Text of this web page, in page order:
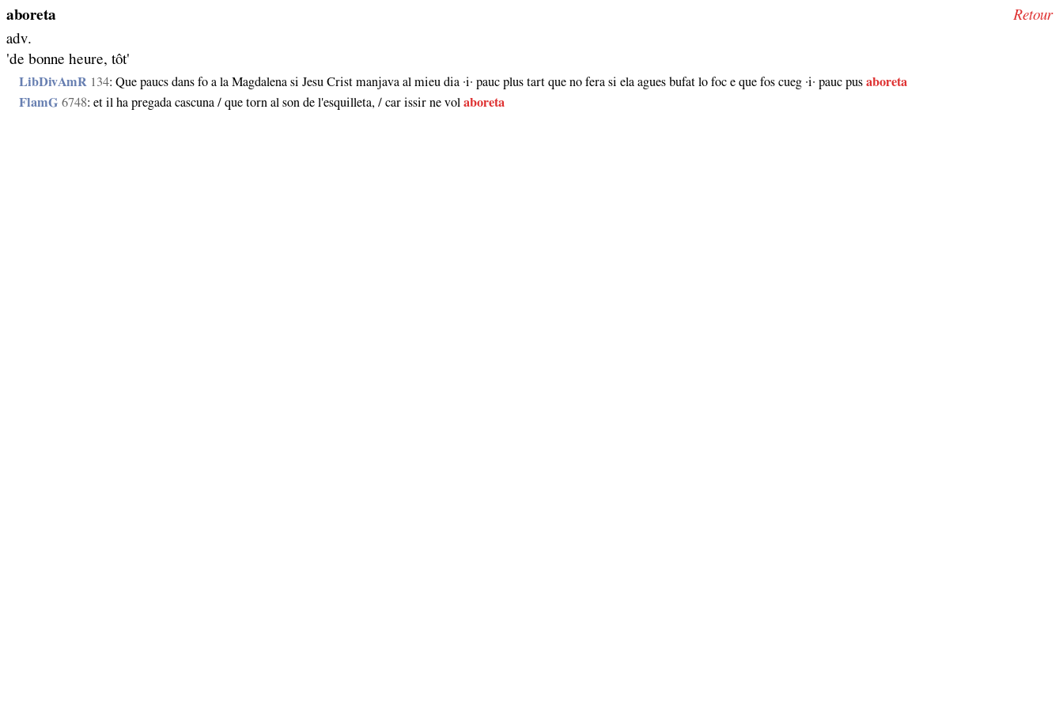
aboreta
Retour
adv.
'de bonne heure, tôt'
LibDivAmR 134: Que paucs dans fo a la Magdalena si Jesu Crist manjava al mieu dia ·i· pauc plus tart que no fera si ela agues bufat lo foc e que fos cueg ·i· pauc pusaboreta
FlamG 6748: et il ha pregada cascuna / que torn al son de l'esquilleta, / car issir ne volaboreta